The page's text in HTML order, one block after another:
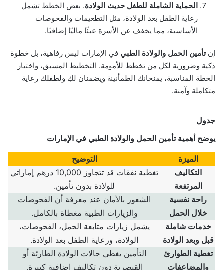
الحماية الشاملة للطفل حديث الولادة. بعض الخطط تشمل
رعاية الطفل بعد الولادة، مثل التطعيمات والفحوصات
الأساسية، مما يخفف عن الأسرة عبئًا ماليًا إضافيًا.
إنتأمين الحمل والولادة الطبي في الإمارات ليس رفاهية، بل خطوة
ذكية وضرورية لكل من تخطط للأمومة. التخطيط المسبق، واختيار
الخطة المناسبة، يمنحانك الطمأنينة ويضمنان لكِ ولطفلك رعاية
متكاملة وآمنة.
جدول
يوضح أهميةتأمين الحمل والولادة الطبي في الإمارات
الميزة
التوضيح
التكاليف
المرتفعة
تغطية نفقات قد تتجاوز 10,000 درهم إماراتي
للولادة بدون تأمين.
راحة نفسية
خلال الحمل
الشعور بالأمان عند معرفة أن الفحوصات
والزيارات الطبية مغطاة بالكامل.
خدمات شاملة
قبل وبعد الولادة
يشمل زيارات متابعة الحمل، الفحوصات،
الولادة، ورعاية الطفل بعد الولادة.
تغطية الطوارئ
والمضاعفات
التأمين يغطي حالات الولادة الطارئة أو
القيصرية دون تكاليف إضافية كبيرة.